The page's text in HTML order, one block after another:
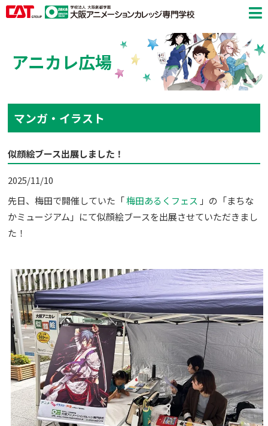
アニカレ広場
マンガ・イラスト
似顔絵ブース出展しました！
2025/11/10
先日、梅田で開催していた「梅田あるくフェス 」の「まちな
かミュージアム」にて似顔絵ブースを出展させていただきまし
た！